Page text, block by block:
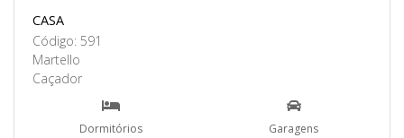
CASA
Código: 591
Martello
Caçador
Dormitórios Garagens